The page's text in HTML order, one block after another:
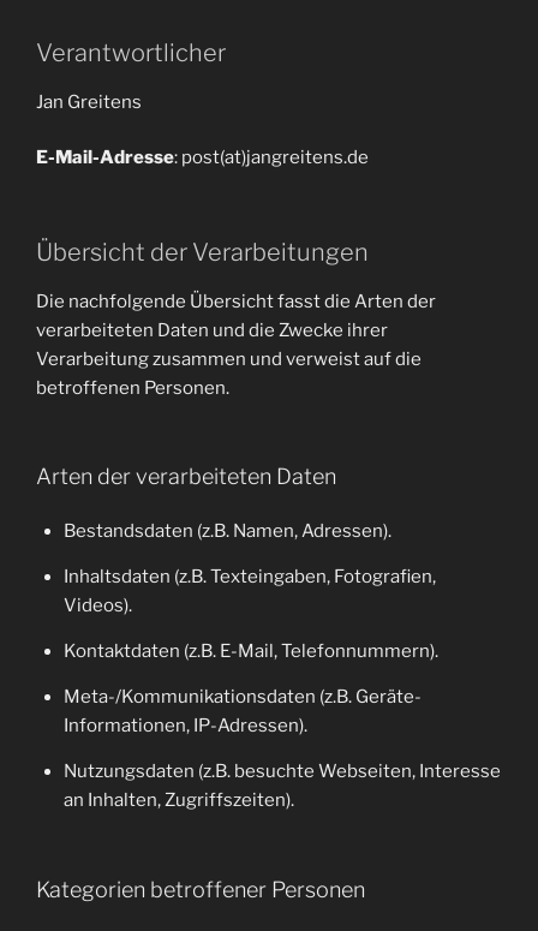
Verantwortlicher
Jan Greitens
E-Mail-Adresse: post(at)jangreitens.de
Übersicht der Verarbeitungen
Die nachfolgende Übersicht fasst die Arten der
verarbeiteten Daten und die Zwecke ihrer
Verarbeitung zusammen und verweist auf die
betroffenen Personen.
Arten der verarbeiteten Daten
Bestandsdaten (z.B. Namen, Adressen).
Inhaltsdaten (z.B. Texteingaben, Fotografien,
Videos).
Kontaktdaten (z.B. E-Mail, Telefonnummern).
Meta-/Kommunikationsdaten (z.B. Geräte-
Informationen, IP-Adressen).
Nutzungsdaten (z.B. besuchte Webseiten, Interesse
an Inhalten, Zugriffszeiten).
Kategorien betroffener Personen